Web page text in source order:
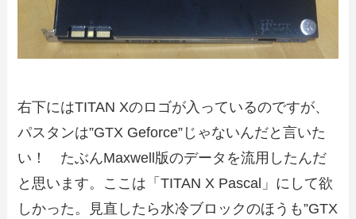
右下にはTITAN Xのロゴが入っているのですが、
パスタンは”GTX Geforce”じゃないんだと言いた
い！ たぶんMaxwell版のデータを流用したんだ
と思います。ここは「TITAN X Pascal」にして欲
しかった。見直したら水冷ブロックのほうも”GTX